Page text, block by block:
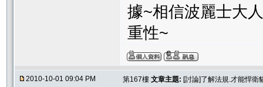
據~相信波麗士大
重性~
2010-10-01 09:04 PM 第167樓 文章主題: [討論]了解法規.才能悍衛